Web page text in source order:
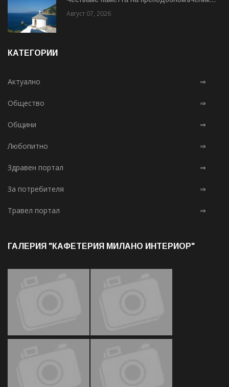
Август 07, 2026
КАТЕГОРИИ
Актуално ⇒
Общество ⇒
Общини ⇒
Любопитно ⇒
Здравен портал ⇒
За потребителя ⇒
Травел портал ⇒
ГАЛЕРИЯ "КАФЕТЕРИЯ МИЛАНО ИНТЕРИОР"